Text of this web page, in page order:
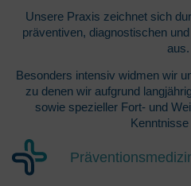
Unsere Praxis zeichnet sich
präventiven, diagnostischen
aus.
Besonders intensiv widmen wir
zu denen wir aufgrund
sowie spezieller Fort- und